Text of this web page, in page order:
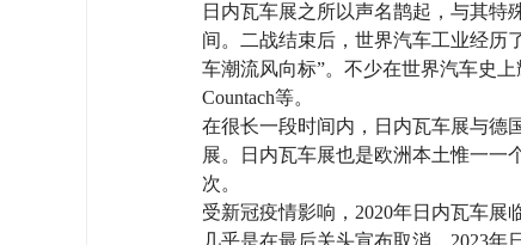
日内瓦车展之所以声名鹊起，与其
间。二战结束后，世界汽车工业经历
车潮流风向标”。不少在世界汽车史
Countach等。
在很长一段时间内，日内瓦车展与德
展。日内瓦车展也是欧洲本土惟一一
次。
受新冠疫情影响，2020年日内瓦车展
几乎是在最后关头宣布取消。2023年